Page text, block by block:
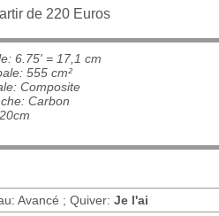
de 220 Euros
6.75' = 17,1 cm
555 cm²
Composite
Carbon
Avancé ; Quiver: Je l'ai